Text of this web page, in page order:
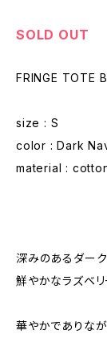
SOLD OUT
FRINGE TOTE
size : S
color : Dark
material :
深みのあるダーク
鮮やかなラズベリ
華やかでありなが